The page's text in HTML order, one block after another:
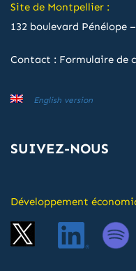
Site de Montpellier :
132 boulevard Pénélope
Contact : Formulaire de
English version
SUIVEZ-NOUS
Développement